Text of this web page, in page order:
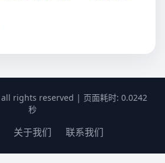
rights reserved | 页面耗时: 0.0242
秒
关于我们 联系我们